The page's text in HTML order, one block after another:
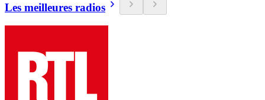
Les meilleures radios